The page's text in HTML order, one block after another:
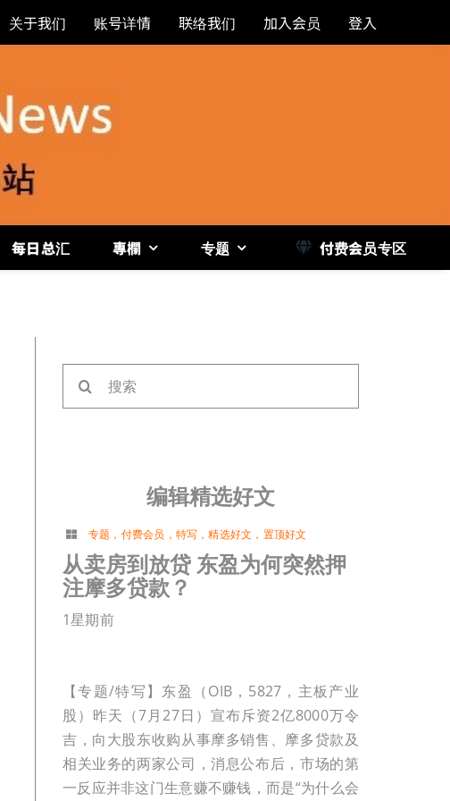
关于我们 账号详情 联络我们 加入会员 登入
每日总汇 專欄 专题 付费会员专区
索：
编辑精选好文
专题 ， 付费会员 ， 特写 ，精选好文 ， 置顶好文
从卖房到放贷 东盈为何突然押
注摩多贷款？
1星期前
【专题/特写】东盈（OIB，5827，主板产业
股）昨天（7月27日）宣布斥资2亿8000万令
吉，向大股东收购从事摩多销售、摩多贷款及
相关业务的两家公司，消息公布后，市场的第
一反应并非这门生意赚不赚钱，而是“为什么会